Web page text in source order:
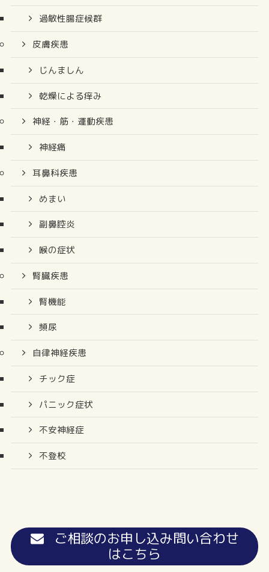
過敏性腸症候群
皮膚疾患
じんましん
乾燥による痒み
神経・筋・運動疾患
神経痛
耳鼻科疾患
めまい
副鼻腔炎
喉の症状
腎臓疾患
腎機能
頻尿
自律神経疾患
チック症
パニック症状
不安神経症
不登校
ご相談のお申し込み問い合わせ
はこちら